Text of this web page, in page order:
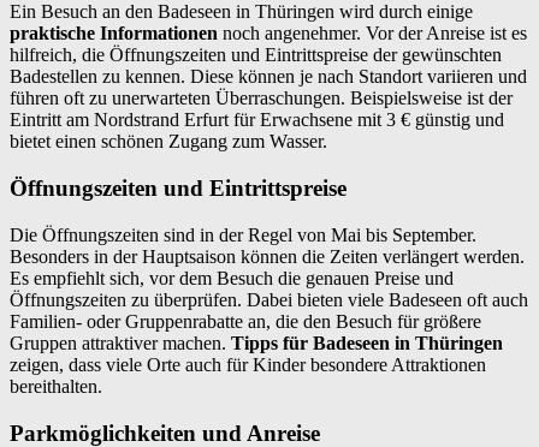
Ein Besuch an den Badeseen in Thüringen wird durch einige
praktische Informationen noch angenehmer. Vor der Anreise ist es
hilfreich, die Öffnungszeiten und Eintrittspreise der gewünschten
Badestellen zu kennen. Diese können je nach Standort variieren und
führen oft zu unerwarteten Überraschungen. Beispielsweise ist der
Eintritt am Nordstrand Erfurt für Erwachsene mit 3 € günstig und
bietet einen schönen Zugang zum Wasser.
Öffnungszeiten und Eintrittspreise
Die Öffnungszeiten sind in der Regel von Mai bis September.
Besonders in der Hauptsaison können die Zeiten verlängert werden.
Es empfiehlt sich, vor dem Besuch die genauen Preise und
Öffnungszeiten zu überprüfen. Dabei bieten viele Badeseen oft auch
Familien- oder Gruppenrabatte an, die den Besuch für größere
Gruppen attraktiver machen. Tipps für Badeseen in Thüringen
zeigen, dass viele Orte auch für Kinder besondere Attraktionen
bereithalten.
Parkmöglichkeiten und Anreise